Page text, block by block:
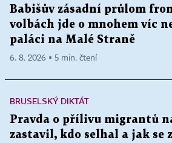
Babišův zásadní průlom
volbách jde o mnohem víc
paláci na Malé Straně
6. 8. 2026 ▪ 5 min. čtení
BRUSELSKÝ DIKTÁT
Pravda o přílivu migrantů
zastavil, kdo selhal a jak se